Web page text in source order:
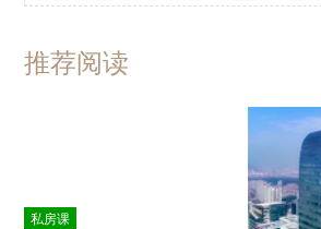
推荐阅读
私房课